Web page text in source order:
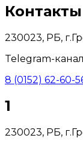
Контакты
230023, РБ,
Telegram-
8 (0152) 62-60-
1
230023, РБ,